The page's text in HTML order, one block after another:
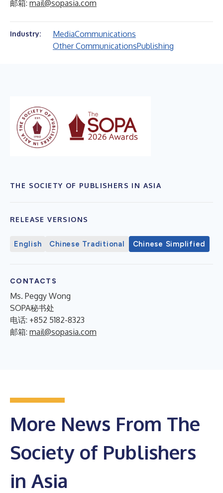
邮箱: mail@sopasia.com
Industry: MediaCommunications
Other CommunicationsPublishing
THE SOCIETY OF PUBLISHERS IN ASIA
RELEASE VERSIONS
English Chinese Traditional Chinese Simplified
CONTACTS
Ms. Peggy Wong
SOPA秘书处
电话: +852 5182-8323
邮箱: mail@sopasia.com
More News From The
Society of Publishers
in Asia